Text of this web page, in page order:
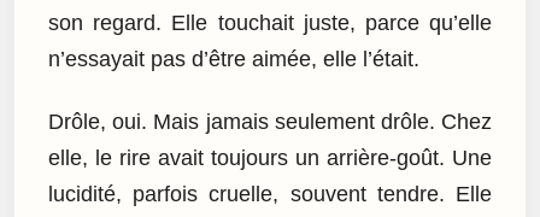
son regard. Elle touchait juste, parce qu’elle
n’essayait pas d’être aimée, elle l’était.
Drôle, oui. Mais jamais seulement drôle. Chez
elle, le rire avait toujours un arrière-goût. Une
lucidité, parfois cruelle, souvent tendre. Elle